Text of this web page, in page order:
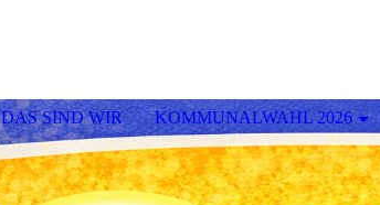
DAS SIND WIR KOMMUNALWAHL 2026